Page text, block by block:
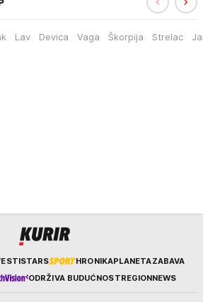
Lav Devica Vaga Škorpija Strelac
STARS HRONIKAPLANETAZABAVA
ODRŽIVA BUDUĆNOSTREGIONNEWS